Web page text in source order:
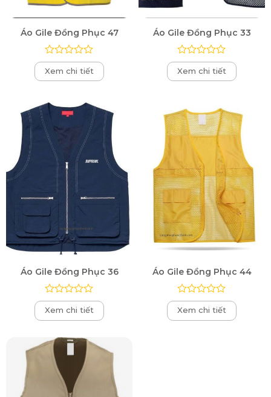
Áo Gile Đồng Phục 47
Được
xếp
hạng
5
sao
Xem chi tiết
Áo Gile Đồng Phục 33
Được
xếp
hạng
sao
Xem chi tiết
Áo Gile Đồng Phục 36
Được
xếp
hạng
5
sao
Xem chi tiết
Áo Gile Đồng Phục 44
Được
xếp
hạng
Xem chi tiết